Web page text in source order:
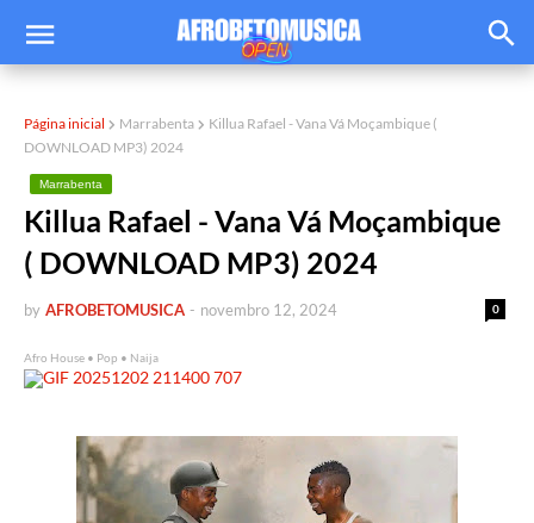
Página inicial Marrabenta
Killua Rafael - Vana Vá Moçambique (
DOWNLOAD MP3) 2024
Marrabenta
Killua Rafael - Vana Vá Moçambique
( DOWNLOAD MP3) 2024
by AFROBETOMUSICA 0
- novembro 12, 2024
Afro House • Pop • Naija